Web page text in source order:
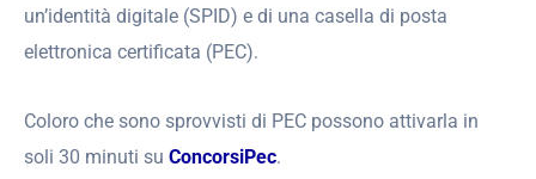
un’identità digitale (SPID) e di una casella di posta
elettronica certificata (PEC).
Coloro che sono sprovvisti di PEC possono attivarla in
soli 30 minuti su ConcorsiPec.